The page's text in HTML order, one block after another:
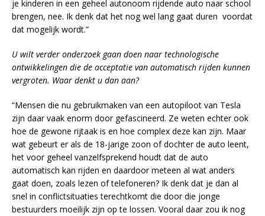
je kinderen in een geheel autonoom rijdende auto naar school
brengen, nee. Ik denk dat het nog wel lang gaat duren voordat
dat mogelijk wordt.”
U wilt verder onderzoek gaan doen naar technologische
ontwikkelingen die de acceptatie van automatisch rijden kunnen
vergroten. Waar denkt u dan aan?
“Mensen die nu gebruikmaken van een autopiloot van Tesla
zijn daar vaak enorm door gefascineerd. Ze weten echter ook
hoe de gewone rijtaak is en hoe complex deze kan zijn. Maar
wat gebeurt er als de 18-jarige zoon of dochter de auto leent,
het voor geheel vanzelfsprekend houdt dat de auto
automatisch kan rijden en daardoor meteen al wat anders
gaat doen, zoals lezen of telefoneren? Ik denk dat je dan al
snel in conflictsituaties terechtkomt die door die jonge
bestuurders moeilijk zijn op te lossen. Vooral daar zou ik nog